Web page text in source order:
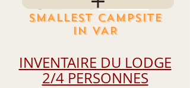
SMALLEST CAMPSITE
IN VAR
INVENTAIRE DU LODGE
2/4 PERSONNES